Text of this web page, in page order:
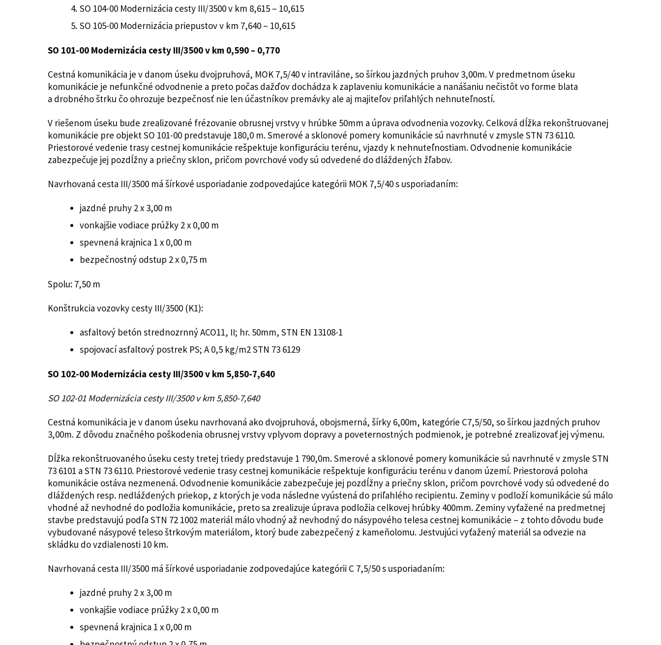
SO 104-00 Modernizácia cesty III/3500 v km 8,615 – 10,615
SO 105-00 Modernizácia priepustov v km 7,640 – 10,615
SO 101-00 Modernizácia cesty III/3500 v km 0,590 – 0,770
Cestná komunikácia je v danom úseku dvojpruhová, MOK 7,5/40 v intraviláne, so šírkou jazdných pruhov 3,00m. V predmetnom úseku
komunikácie je nefunkčné odvodnenie a preto počas dažďov dochádza k zaplaveniu komunikácie a nanášaniu nečistôt vo forme blata
a drobného štrku čo ohrozuje bezpečnosť nie len účastníkov premávky ale aj majiteľov priľahlých nehnuteľností.
V riešenom úseku bude zrealizované frézovanie obrusnej vrstvy v hrúbke 50mm a úprava odvodnenia vozovky. Celková dĺžka rekonštruovanej
komunikácie pre objekt SO 101-00 predstavuje 180,0 m. Smerové a sklonové pomery komunikácie sú navrhnuté v zmysle STN 73 6110.
Priestorové vedenie trasy cestnej komunikácie rešpektuje konfiguráciu terénu, vjazdy k nehnuteľnostiam. Odvodnenie komunikácie
zabezpečuje jej pozdĺžny a priečny sklon, pričom povrchové vody sú odvedené do dláždených žľabov.
Navrhovaná cesta III/3500 má šírkové usporiadanie zodpovedajúce kategórii MOK 7,5/40 s usporiadaním:
jazdné pruhy 2 x 3,00 m
vonkajšie vodiace prúžky 2 x 0,00 m
spevnená krajnica 1 x 0,00 m
bezpečnostný odstup 2 x 0,75 m
Spolu: 7,50 m
Konštrukcia vozovky cesty III/3500 (K1):
asfaltový betón strednozrnný ACO11, II; hr. 50mm, STN EN 13108-1
spojovací asfaltový postrek PS; A 0,5 kg/m2 STN 73 6129
SO 102-00 Modernizácia cesty III/3500 v km 5,850-7,640
SO 102-01 Modernizácia cesty III/3500 v km 5,850-7,640
Cestná komunikácia je v danom úseku navrhovaná ako dvojpruhová, obojsmerná, šírky 6,00m, kategórie C7,5/50, so šírkou jazdných pruhov
3,00m. Z dôvodu značného poškodenia obrusnej vrstvy vplyvom dopravy a poveternostných podmienok, je potrebné zrealizovať jej výmenu.
Dĺžka rekonštruovaného úseku cesty tretej triedy predstavuje 1 790,0m. Smerové a sklonové pomery komunikácie sú navrhnuté v zmysle STN
73 6101 a STN 73 6110. Priestorové vedenie trasy cestnej komunikácie rešpektuje konfiguráciu terénu v danom území. Priestorová poloha
komunikácie ostáva nezmenená. Odvodnenie komunikácie zabezpečuje jej pozdĺžny a priečny sklon, pričom povrchové vody sú odvedené do
dláždených resp. nedláždených priekop, z ktorých je voda následne vyústená do priľahlého recipientu. Zeminy v podloží komunikácie sú málo
vhodné až nevhodné do podložia komunikácie, preto sa zrealizuje úprava podložia celkovej hrúbky 400mm. Zeminy vyťažené na predmetnej
stavbe predstavujú podľa STN 72 1002 materiál málo vhodný až nevhodný do násypového telesa cestnej komunikácie – z tohto dôvodu bude
vybudované násypové teleso štrkovým materiálom, ktorý bude zabezpečený z kameňolomu. Jestvujúci vyťažený materiál sa odvezie na
skládku do vzdialenosti 10 km.
Navrhovaná cesta III/3500 má šírkové usporiadanie zodpovedajúce kategórii C 7,5/50 s usporiadaním:
jazdné pruhy 2 x 3,00 m
vonkajšie vodiace prúžky 2 x 0,00 m
spevnená krajnica 1 x 0,00 m